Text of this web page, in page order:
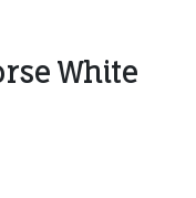
White